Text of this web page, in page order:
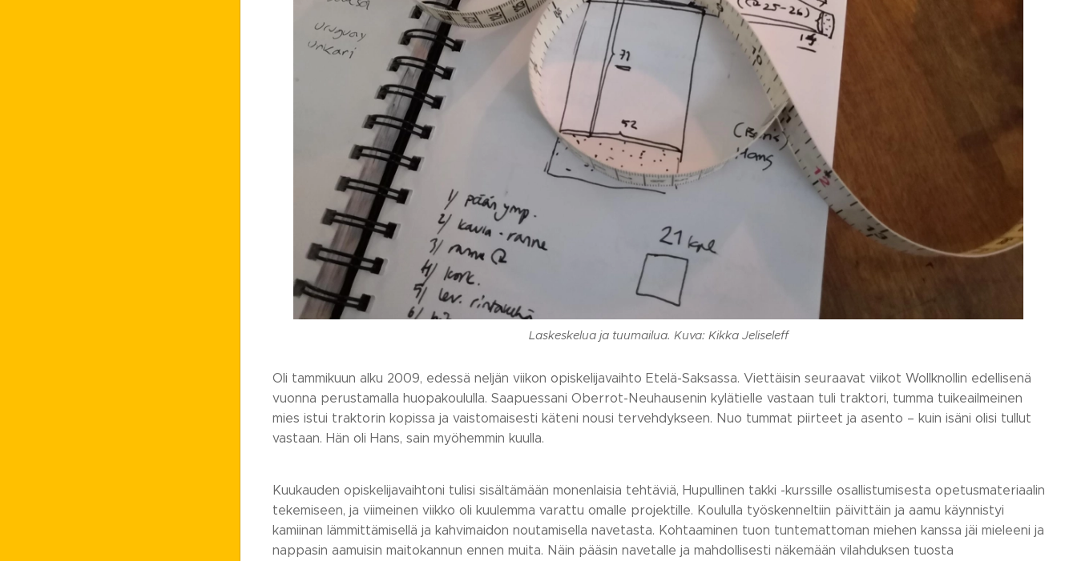
Laskeskelua ja tuumailua. Kuva: Kikka Jeliseleff
Oli tammikuun alku 2009, edessä neljän viikon opiskelijavaihto Etelä-Saksassa. Viettäisin seuraavat viikot Wollknollin edellisenä
vuonna perustamalla huopakoululla. Saapuessani Oberrot-Neuhausenin kylätielle vastaan tuli traktori, tumma tuikeailmeinen
mies istui traktorin kopissa ja vaistomaisesti käteni nousi tervehdykseen. Nuo tummat piirteet ja asento – kuin isäni olisi tullut
vastaan. Hän oli Hans, sain myöhemmin kuulla.
Kuukauden opiskelijavaihtoni tulisi sisältämään monenlaisia tehtäviä, Hupullinen takki -kurssille osallistumisesta opetusmateriaalin
tekemiseen, ja viimeinen viikko oli kuulemma varattu omalle projektille. Koululla työskenneltiin päivittäin ja aamu käynnistyi
kamiinan lämmittämisellä ja kahvimaidon noutamisella navetasta. Kohtaaminen tuon tuntemattoman miehen kanssa jäi mieleeni ja
nappasin aamuisin maitokannun ennen muita. Näin pääsin navetalle ja mahdollisesti näkemään vilahduksen tuosta